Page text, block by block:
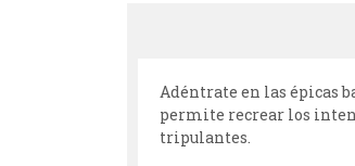
Adéntrate en las épicas
permite recrear los
tripulantes.